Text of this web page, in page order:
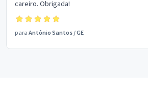
careiro. Obrigada!
para Antônio Santos /GE